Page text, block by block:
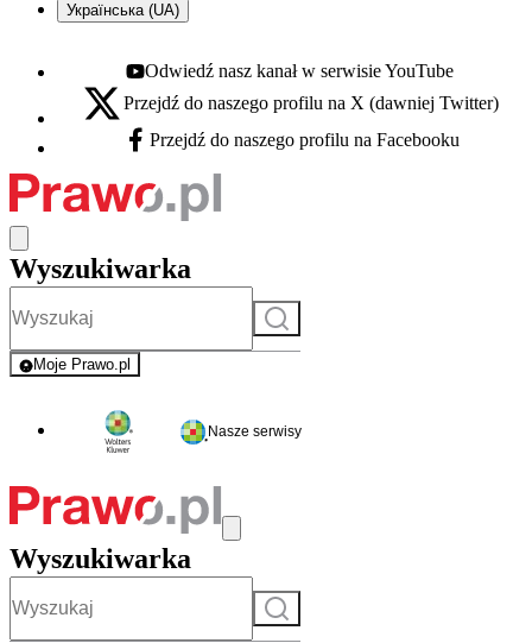
Українська (UA)
Youtube - otwiera się w nowej karcie
Odwiedź nasz kanał w serwisie YouTube
X - otwiera się w nowej karcie
Przejdź do naszego profilu na X (dawniej Twitter)
Facebook - otwiera się w nowej karcie
Przejdź do naszego profilu na Facebooku
Wyszukiwarka
Szukaj
Moje Prawo.pl
- rejestracja i logowanie do serwisu
Nasze serwisy
Wyszukiwarka
Szukaj